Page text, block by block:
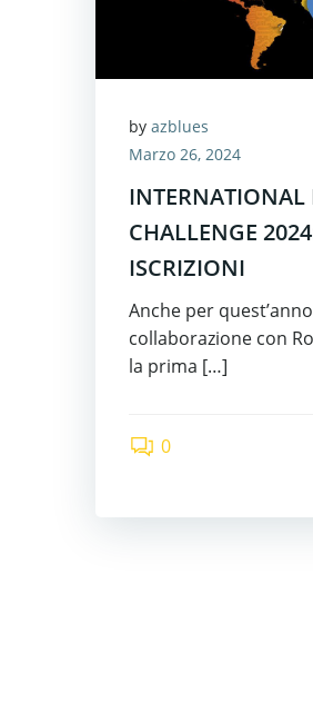
by azblues
Marzo 26, 2024
INTERNATIONAL
CHALLENGE
ISCRIZIONI
Anche per
collaborazione con
la prima […]
0